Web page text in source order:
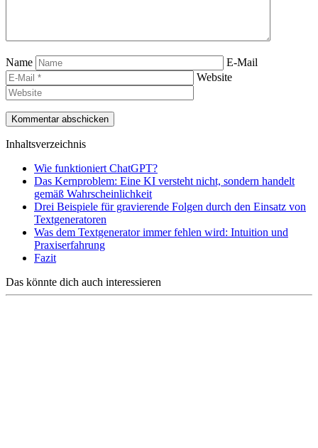
Name
E-Mail
Website
Inhaltsverzeichnis
Wie funktioniert ChatGPT?
Das Kernproblem: Eine KI versteht nicht, sondern handelt
gemäß Wahrscheinlichkeit
Drei Beispiele für gravierende Folgen durch den Einsatz von
Textgeneratoren
Was dem Textgenerator immer fehlen wird: Intuition und
Praxiserfahrung
Fazit
Das könnte dich auch interessieren